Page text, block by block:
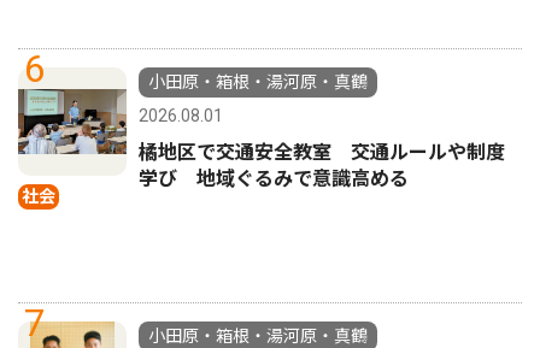
6
社会
小田原・箱根・湯河原・真鶴
2026.08.01
橘地区で交通安全教室 交通ルールや制度
学び 地域ぐるみで意識高める
7
小田原・箱根・湯河原・真鶴